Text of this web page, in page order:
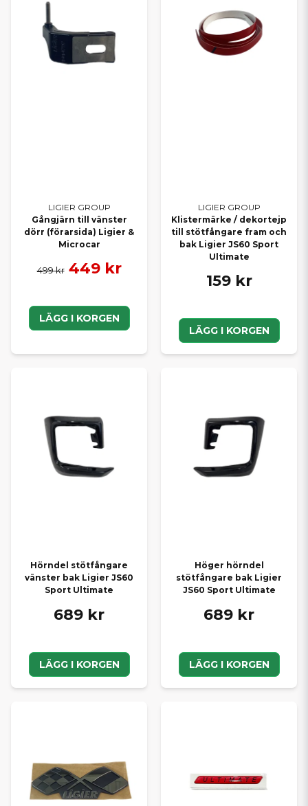
LIGIER GROUP
Gångjärn till vänster
dörr (förarsida) Ligier &
Microcar
499 kr 449 kr
LÄGG I KORGEN
LIGIER GROUP
Klistermärke / dekortejp
till stötfångare fram och
bak Ligier JS60 Sport
Ultimate
159 kr
LÄGG I KORGEN
Hörndel stötfångare
vänster bak Ligier JS60
Sport Ultimate
689 kr
LÄGG I KORGEN
Höger hörndel
stötfångare bak Ligier
JS60 Sport Ultimate
689 kr
LÄGG I KORGEN